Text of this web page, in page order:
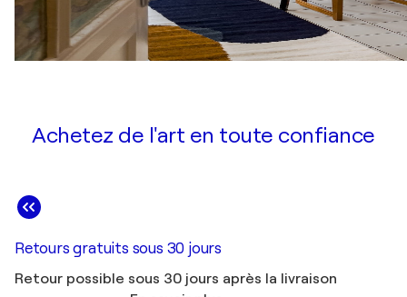
Achetez de l'art en toute confiance
Retours gratuits sous 30 jours
Retour possible sous 30 jours après la livraison